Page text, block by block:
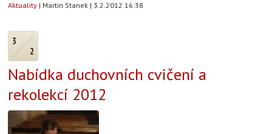
Aktuality | Martin Stanek | 3.2.2012 16:38
3
2
Nabídka duchovních cvičení a
rekolekcí 2012